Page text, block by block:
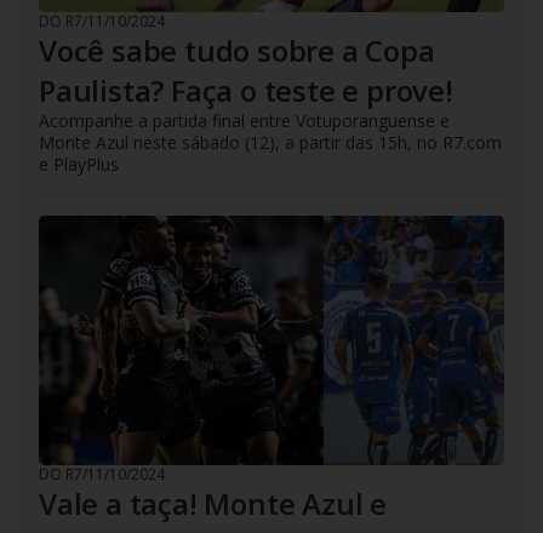
DO R7/11/10/2024
Você sabe tudo sobre a Copa
Paulista? Faça o teste e prove!
Acompanhe a partida final entre Votuporanguense e
Monte Azul neste sábado (12), a partir das 15h, no R7.com
e PlayPlus
DO R7/11/10/2024
Vale a taça! Monte Azul e